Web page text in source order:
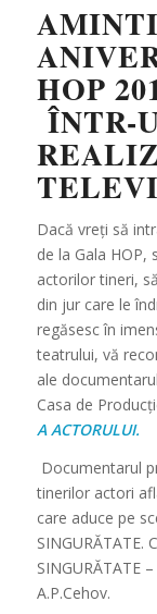
HOP
ÎNTR-
Dacă vreți să
de la Gala HOP,
actorilor tineri,
din jur care le
regăsesc în
teatrului, vă
ale
Casa de
A ACTORULUI.
Documentarul
tinerilor actori
care aduce pe
SINGURĂTATE.
SINGURĂTATE
A.P.Cehov.